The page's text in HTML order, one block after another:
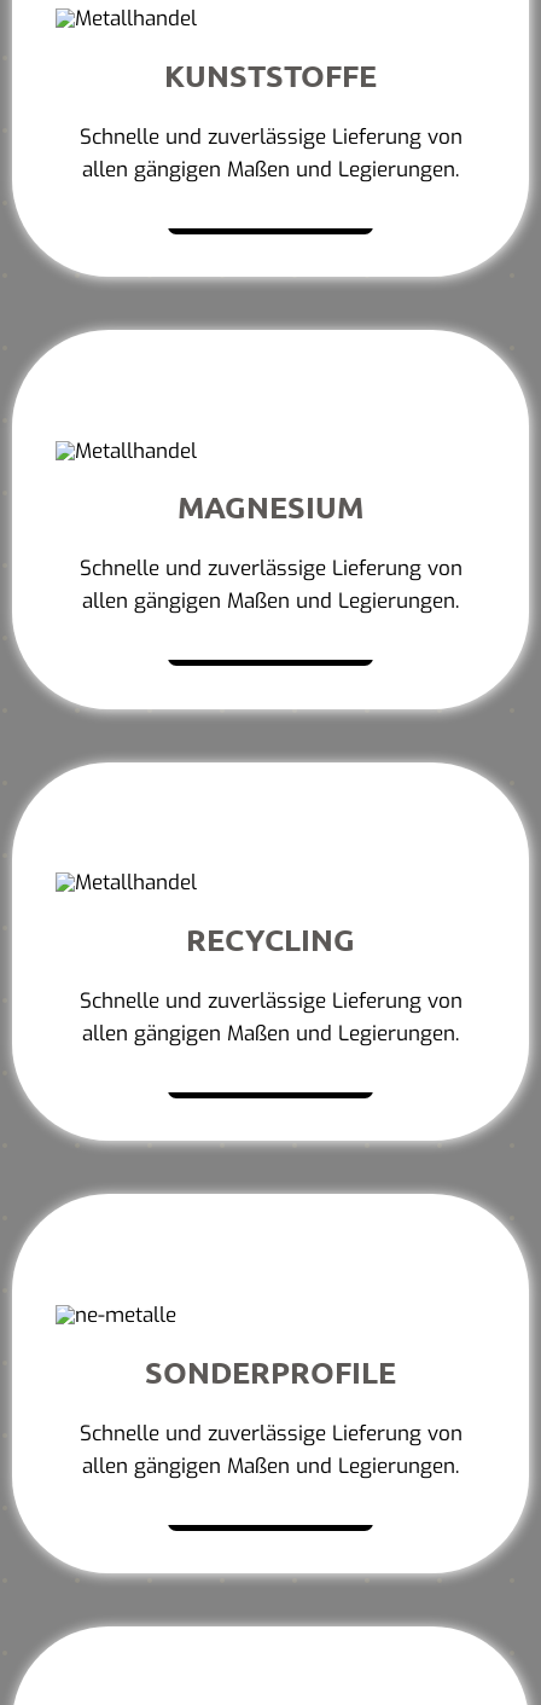
KUNSTSTOFFE
Schnelle und zuverlässige Lieferung von
allen gängigen Maßen und Legierungen.
MAGNESIUM
Schnelle und zuverlässige Lieferung von
allen gängigen Maßen und Legierungen.
RECYCLING
Schnelle und zuverlässige Lieferung von
allen gängigen Maßen und Legierungen.
SONDERPROFILE
Schnelle und zuverlässige Lieferung von
allen gängigen Maßen und Legierungen.